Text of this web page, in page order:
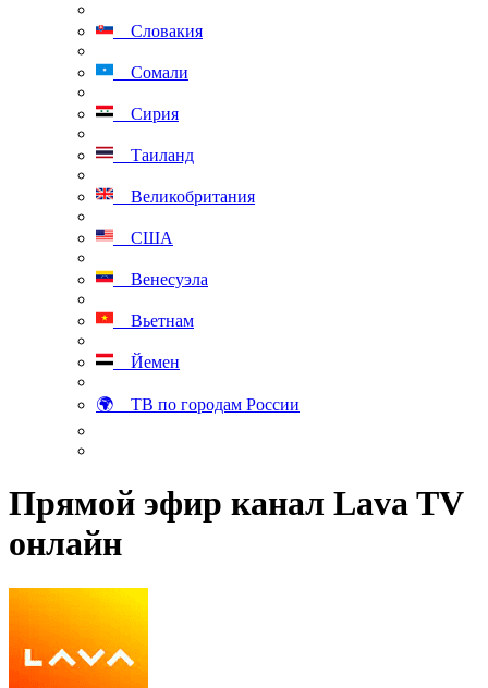
Словакия
Сомали
Сирия
Таиланд
Великобритания
США
Венесуэла
Вьетнам
Йемен
🌍 ТВ по городам России
Прямой эфир канал Lava TV
онлайн